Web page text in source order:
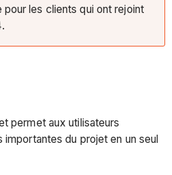
les clients qui ont rejoint
permet aux utilisateurs
du projet en un seul